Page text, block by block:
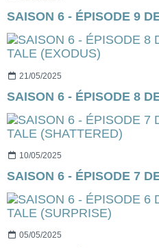
21/05/2025
10/05/2025
05/05/2025